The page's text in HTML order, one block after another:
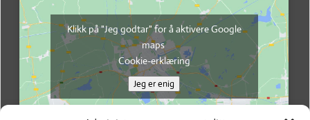
Klikk på "Jeg godtar" for å aktivere Google
maps
Cookie-erklæring
Jeg er enig